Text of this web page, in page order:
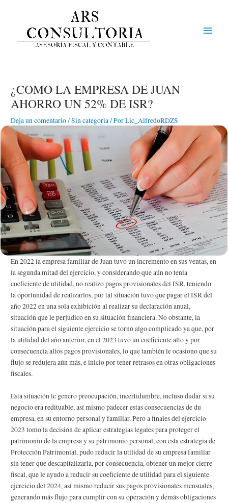
Menu
¿COMO LA EMPRESA DE JUAN
AHORRO UN 52% DE ISR?
Deja un comentario/Sin categoría/ PorLic_AlfredoRDZS
En 2022 la empresa familiar de Juan tuvo un incremento en sus ventas, en
la segunda mitad del ejercicio, y considerando que aún no tenía
coeficiente de utilidad, no realizo pagos provisionales del ISR, teniendo
la oportunidad de realizarlos, por tal situación tuvo que pagar el ISR del
año 2022 en una sola exhibición al realizar su declaración anual,
situación que le perjudico en su situación financiera. No obstante, la
situación para el siguiente ejercicio se tornó algo complicado ya que, por
la utilidad del año anterior, en el 2023 tuvo un coeficiente alto y por
consecuencia altos pagos provisionales, lo que también le ocasiono que su
flujo se redujera aún más, e inicio por tener retrasos en otras obligaciones
fiscales.
Esta situación le genero preocupación, incertidumbre, incluso dudar si su
negocio era redituable, así mismo padecer estas consecuencias de du
empresa, en su entorno personal y familiar. Pero a finales del ejercicio
2023 tomo la decisión de aplicar estrategias legales para proteger el
patrimonio de la empresa y su patrimonio personal, con esta estrategia de
Protección Patrimonial, pudo reducir la utilidad de su empresa familiar
sin tener que descapitalizarla, por consecuencia, obtener un mejor cierre
fiscal, que le ayudo a reducir su coeficiente de utilidad para el siguiente
ejercicio del 2024, así mismo reducir sus pagos provisionales mensuales,
generando más flujo para cumplir con su operación y demás obligaciones